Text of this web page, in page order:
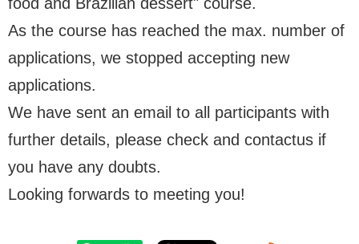
As the course has reached the max. number of
applications, we stopped accepting new
applications.
We have sent an email to all participants with
further details, please check and contactus if
you have any doubts.
Looking forwards to meeting you!